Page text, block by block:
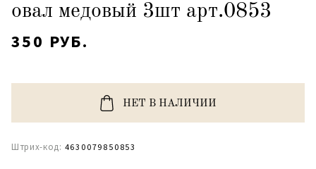
овал медовый 3шт арт.0853
350 РУБ.
НЕТ В НАЛИЧИИ
Штрих-код: 4630079850853